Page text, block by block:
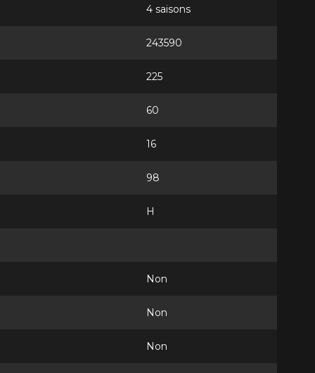
4 saisons
243590
225
60
16
98
H
Non
Non
Non